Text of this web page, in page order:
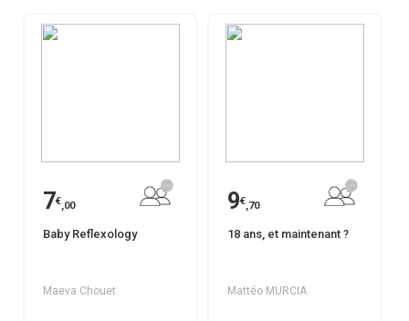
7€,00
Baby Reflexology
Maeva Chouet
9€,70
18 ans, et maintenant ?
Mattéo MURCIA